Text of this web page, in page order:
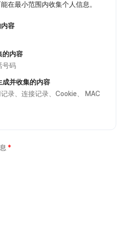
在最小范围内收集个人信息。
容
的内容
号码
成并收集的内容
录、连接记录、Cookie、 MAC
信息。
内容
*
息